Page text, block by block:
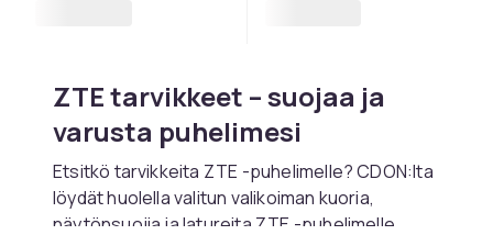
ZTE tarvikkeet – suojaa ja
varusta puhelimesi
Etsitkö tarvikkeita ZTE -puhelimelle? CDON:lta
löydät huolella valitun valikoiman kuoria,
näytönsuojia ja latureita ZTE -puhelimelle.